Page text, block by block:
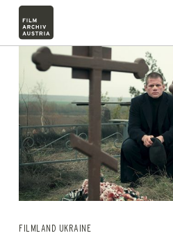
FILMLAND UKRAINE